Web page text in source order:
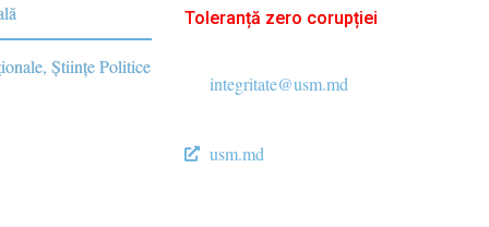
Ştiinţe Politice
Toleranță zero corupției
integritate@usm.md
usm.md